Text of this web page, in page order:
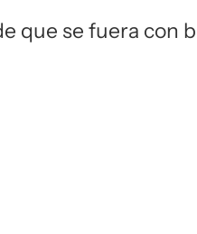
que se fuera con